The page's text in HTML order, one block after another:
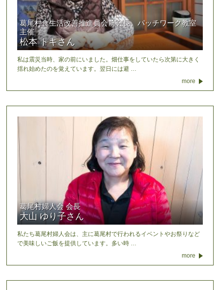
葛尾村食生活改善推進員会前会長、パッチワーク教室
主催
松本 トキさん
私は震災当時、家の前にいました。畑仕事をしていたら次第に大きく
揺れ始めたのを覚えています。翌日には避 …
more
葛尾村婦人会 会長
大山 ゆり子さん
私たち葛尾村婦人会は、主に葛尾村で行われるイベントやお祭りなど
で美味しいご飯を提供しています。多い時 …
more